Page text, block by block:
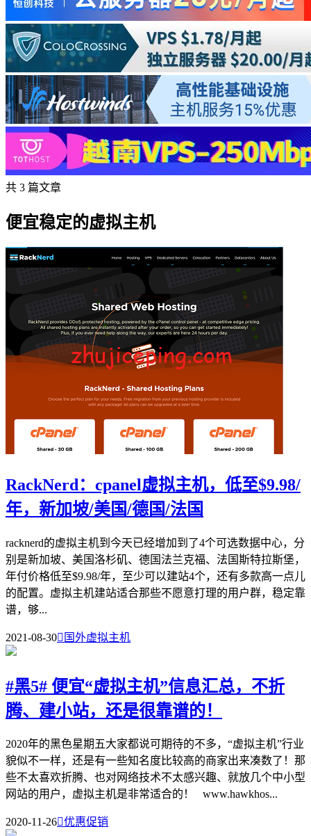
共 3 篇文章
便宜稳定的虚拟主机
RackNerd：cpanel虚拟主机，低至$9.98/
年，新加坡/美国/德国/法国
racknerd的虚拟主机到今天已经增加到了4个可选数据中心，分
别是新加坡、美国洛杉矶、德国法兰克福、法国斯特拉斯堡，
年付价格低至$9.98/年，至少可以建站4个，还有多款高一点儿
的配置。虚拟主机建站适合那些不愿意打理的用户群，稳定靠
谱，够...
2021-08-30 国外虚拟主机
#黑5# 便宜“虚拟主机”信息汇总，不折
腾、建小站，还是很靠谱的！
2020年的黑色星期五大家都说可期待的不多，“虚拟主机”行业
貌似不一样，还是有一些知名度比较高的商家出来凑数了！那
些不太喜欢折腾、也对网络技术不太感兴趣、就放几个中小型
网站的用户，虚拟主机是非常适合的！ www.hawkhos...
2020-11-26优惠促销